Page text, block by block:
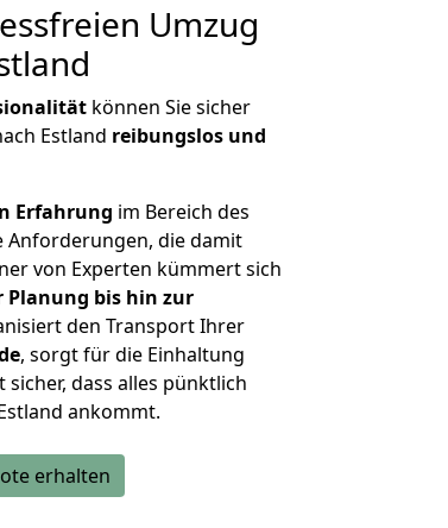
Umzug
können Sie sicher
Estland reibungslos und
Erfahrung im Bereich des
Anforderungen, die damit
von Experten kümmert sich
Planung bis hin zur
den Transport Ihrer
, sorgt für die Einhaltung
dass alles pünktlich
ankommt.
erhalten